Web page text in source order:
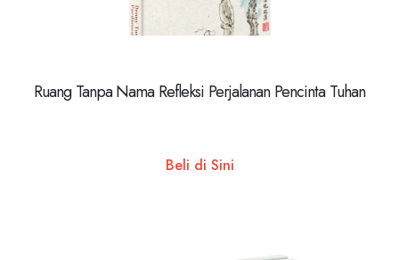
Ruang Tanpa Nama Refleksi Perjalanan Pencinta Tuhan
Beli di Sini